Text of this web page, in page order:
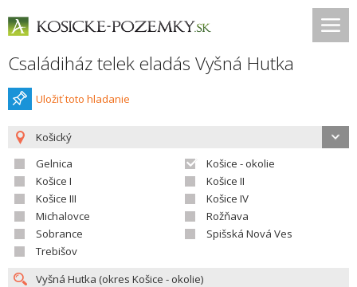
Családiház telek eladás Vyšná Hutka
Uložiť toto hladanie
Košický
Gelnica
Košice - okolie
Košice I
Košice II
Košice III
Košice IV
Michalovce
Rožňava
Sobrance
Spišská Nová Ves
Trebišov